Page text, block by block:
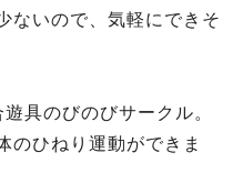
ないので、気軽にできそ
具のびのびサークル。
のひねり運動ができま